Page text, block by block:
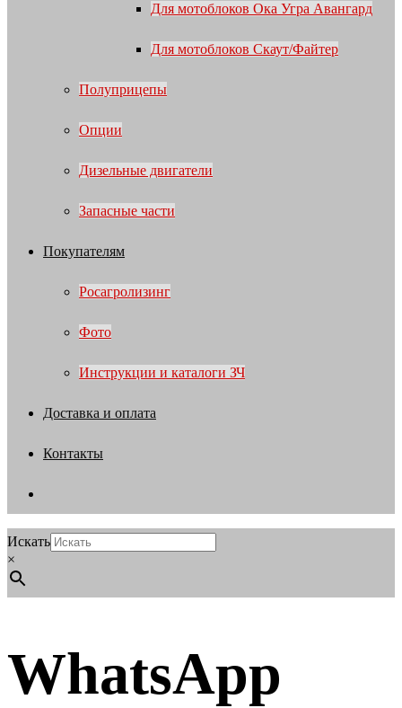
Для мотоблоков Ока Угра Авангард
Для мотоблоков Скаут/Файтер
Полуприцепы
Опции
Дизельные двигатели
Запасные части
Покупателям
Росагролизинг
Фото
Инструкции и каталоги ЗЧ
Доставка и оплата
Контакты
Искать
×
WhatsApp